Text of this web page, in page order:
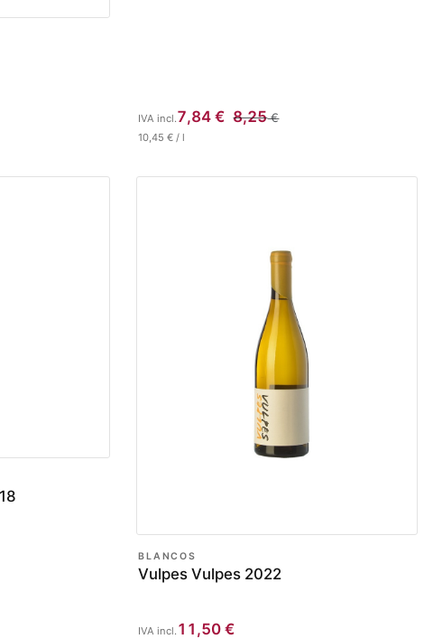
7,84 € 8,25€
IVA incl.
10,45 € / l
BLANCOS
Vulpes Vulpes 2022
11,50 €
IVA incl.